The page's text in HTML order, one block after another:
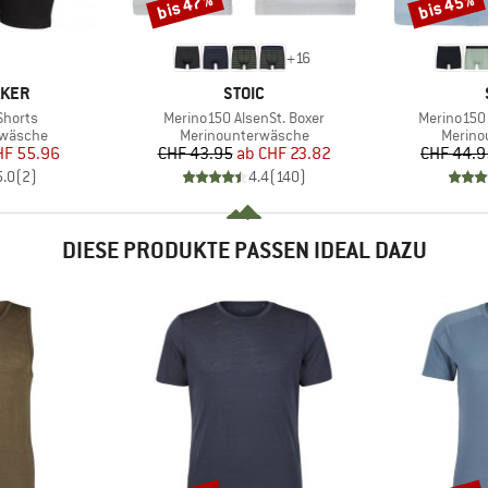
Preis
55.96
(2)
+16
MARKE
STOIC
Artikel
Merino150 AlsenSt. Boxer
Produktgruppe
Merinounterwäsche
Preis
CHF 43.95 reduzierter Preis
ab CHF 23.82
4.4(140)
Artikel
CHF
DIESE PRODUKTE PASSEN IDEAL DAZU